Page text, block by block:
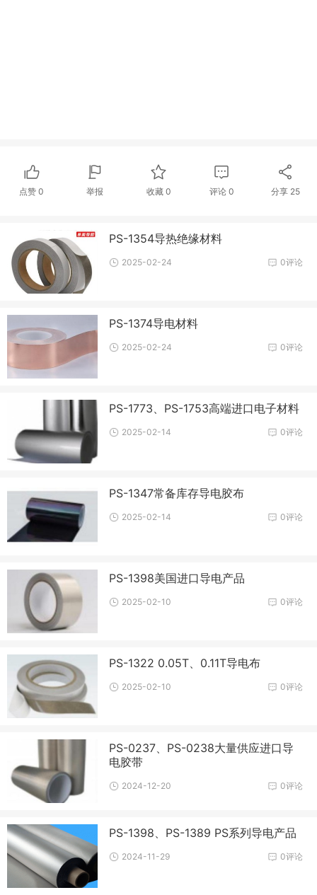
点赞0 举报 收藏 0 评论0 分享 25
PS-1354导热绝缘材料
0评论
2025-02-24
PS-1374导电材料
0评论
2025-02-24
PS-1773、PS-1753高端进口电子材料
0评论
2025-02-14
PS-1347常备库存导电胶布
0评论
2025-02-14
PS-1398美国进口导电产品
0评论
2025-02-10
PS-1322 0.05T、0.11T导电布
0评论
2025-02-10
PS-0237、PS-0238大量供应进口导
电胶带
0评论
2024-12-20
PS-1398、PS-1389 PS系列导电产品
0评论
2024-11-29